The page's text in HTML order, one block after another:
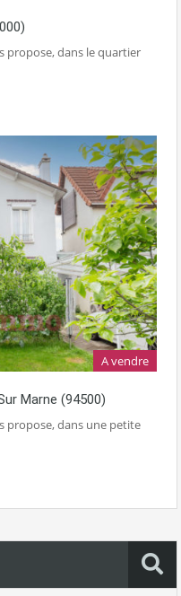
propose, dans le quartier
A vendre
Marne (94500)
propose, dans une petite